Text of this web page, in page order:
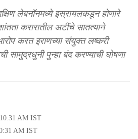
लेबनॉनमध्ये इस्रायलकडून होणारे
करारातील अटींचे सातत्याने
करत इराणच्या संयुक्त लष्करी
सामुद्रधुनी पुन्हा बंद करण्याची घोषणा
AM IST
AM IST